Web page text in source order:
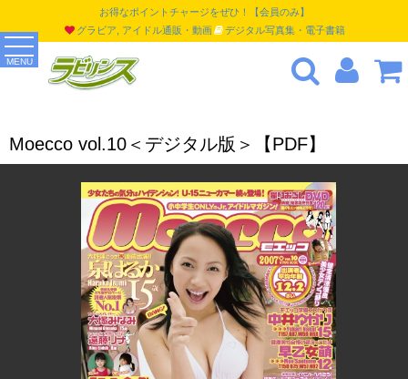
MENU
お得なポイントチャージをぜひ！【会員のみ】
グラビア, アイドル通販・動画
デジタル写真集・電子書籍
Moecco vol.10＜デジタル版＞【PDF】